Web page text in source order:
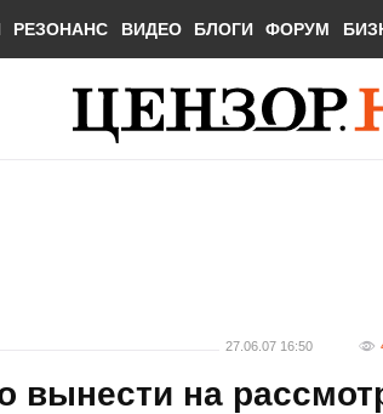
РЕЗОНАНС ВИДЕО БЛОГИ ФОРУМ
27.06.07 16:50
вынести на